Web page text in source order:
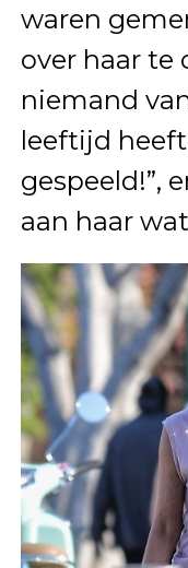
waren
over haar te
niemand
leeftijd
gespeeld!”,
aan haar